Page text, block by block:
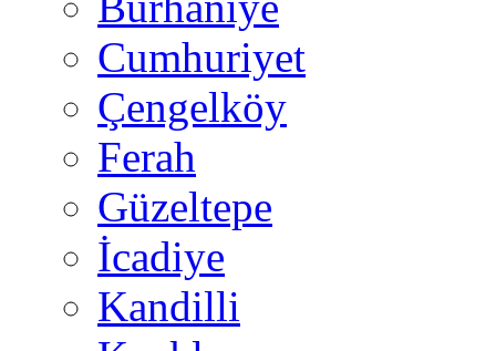
Cumhuriyet
Çengelköy
Ferah
Güzeltepe
İcadiye
Kandilli